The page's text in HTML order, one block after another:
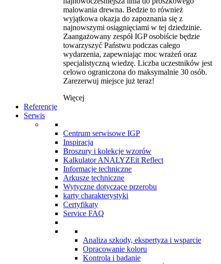
malowania drewna. Bedzie to również
wyjątkowa okazja do zapoznania się z
najnowszymi osiągnięciami w tej dziedzinie.
Zaangażowany zespół IGP osobiście będzie
towarzyszyć Państwu podczas całego
wydarzenia, zapewniając moc wrażeń oraz
specjalistyczną wiedzę. Liczba uczestników jest
celowo ograniczona do maksymalnie 30 osób.
Zarezerwuj miejsce już teraz!
Więcej
Referencje
Serwis
Centrum serwisowe IGP
Inspiracja
Broszury i kolekcje wzorów
Kalkulator ANALYZEit Reflect
Informacje techniczne
Arkusze techniczne
Wytyczne dotyczące przerobu
karty charakterystyki
Certyfikaty
Service FAQ
Analiza szkody, ekspertyza i wsparcie
Opracowanie koloru
Kontrola i badanie